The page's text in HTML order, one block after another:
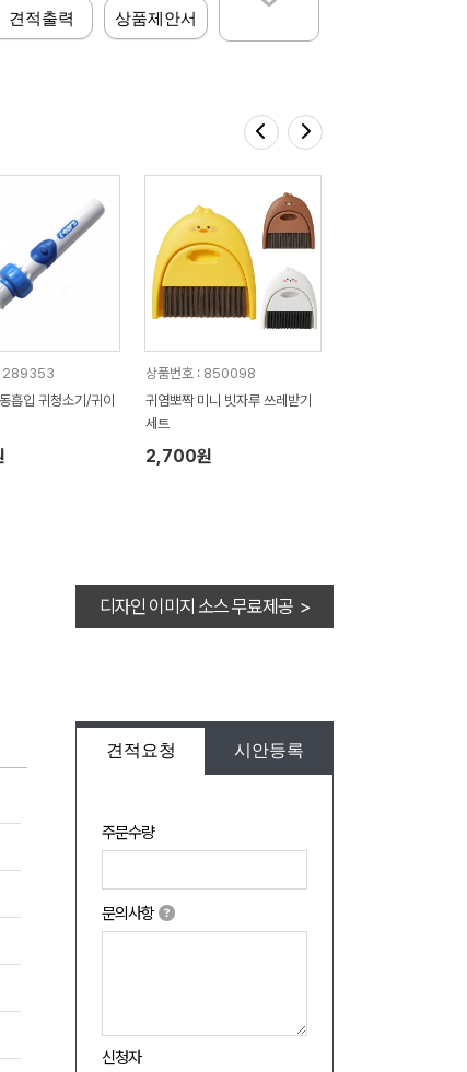
견적출력 상품제안서
289353
흡입 귀청소기/귀이
상품번호 : 850098
귀염뽀짝 미니 빗자루 쓰레받기
세트
2,700원
디자인 이미지 소스 무료제공 >
견적요청 시안등록
주문수량
문의사항
신청자